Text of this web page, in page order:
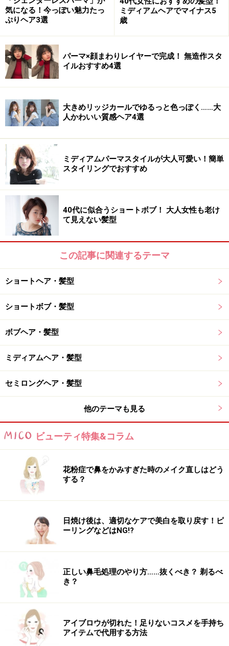
気になる！今っぽい魅力たっ
ぷりヘア3選
ミディアムヘアでマイナス5
歳
パーマ×顔まわりレイヤーで完成！ 無造作スタ
イルおすすめ4選
大きめリッジカールでゆるっと色っぽく……大
人かわいい質感ヘア4選
ミディアムパーマスタイルが大人可愛い！簡単
スタイリングでおすすめ
40代に似合うショートボブ！ 大人女性も老け
て見えない髪型
この記事に関連するテーマ
ショートヘア・髪型
ショートボブ・髪型
ボブヘア・髪型
ミディアムヘア・髪型
セミロングヘア・髪型
他のテーマも見る
ビューティ特集&コラム
花粉症で鼻をかみすぎた時のメイク直しはどう
する？
日焼け後は、適切なケアで美白を取り戻す！ピ
ーリングなどはNG!?
正しい鼻毛処理のやり方……抜くべき？ 剃るべ
き？
アイブロウが切れた！足りないコスメを手持ち
アイテムで代用する方法